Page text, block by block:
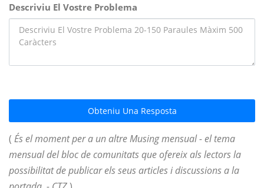
Descriviu El Vostre Problema
Obteniu Una Resposta
( És el moment per a un altreMusing mensual- el tema
mensual del bloc de comunitats que ofereix als lectors la
possibilitat de publicar els seus articles i discussions a la